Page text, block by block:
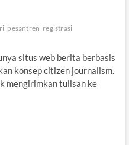
pesantren registrasi
situs web berita berbasis
konsep citizen journalism.
mengirimkan tulisan ke